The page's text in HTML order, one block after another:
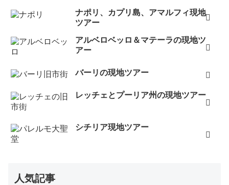
ナポリ、カプリ島、アマルフィ現地
ツアー
アルベロベッロ＆マテーラの現地ツ
アー
バーリの現地ツアー
レッチェとプーリア州の現地ツアー
シチリア現地ツアー
人気記事